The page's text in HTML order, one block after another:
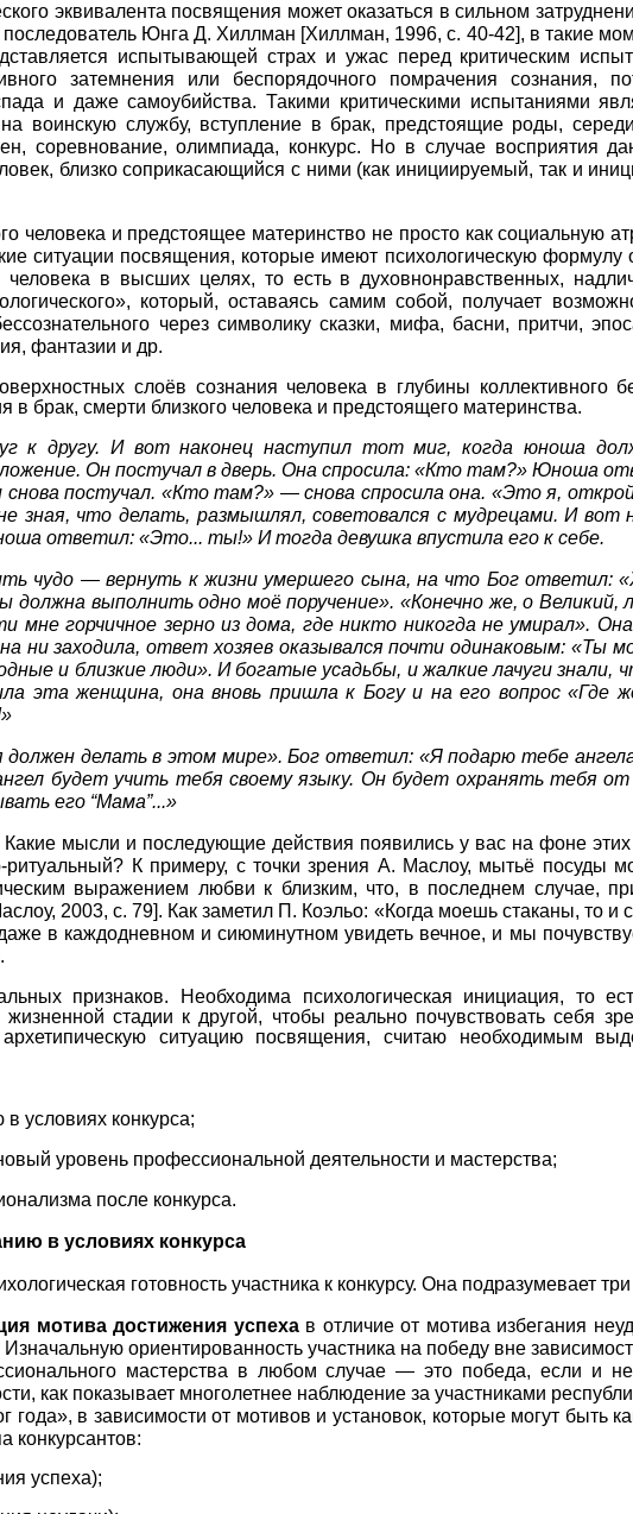
эквивалента посвящения может оказаться в сильном
последователь Юнга Д. Хиллман [Хиллман, 1996, с. 40-42], в такие
испытывающей страх и ужас перед критическим
затемнения или беспорядочного помрачения сознания,
и даже самоубийства. Такими критическими испытаниями
воинскую службу, вступление в брак, предстоящие роды,
соревнование, олимпиада, конкурс. Но в случае восприятия
близко соприкасающийся с ними (как инициируемый, так и
человека и предстоящее материнство не просто как социальную
ситуации посвящения, которые имеют психологическую формулу
в высших целях, то есть в духовно­нравственных,
который, оставаясь самим собой, получает
через символику сказки, мифа, басни, притчи,
фантазии и др.
слоёв сознания человека в глубины коллективного
брак, смерти близкого человека и предстоящего материнства.
к другу. И вот наконец наступил тот миг, когда юноша
Он постучал в дверь. Она спросила: «Кто там?» Юноша
постучал. «Кто там?» — снова спросила она. «Это я,
зная, что делать, размышлял, советовался с мудрецами. И
ответил: «Это... ты!» И тогда девушка впустила его к себе.
чудо — вернуть к жизни умершего сына, на что Бог ответил:
выполнить одно моё поручение». «Конечно же, о Великий,
горчичное зерно из дома, где никто никогда не умирал».
ни заходила, ответ хозяев оказывался почти одинаковым: «Ты
и близкие люди». И богатые усадьбы, и жалкие лачуги знали,
эта женщина, она вновь пришла к Богу и на его вопрос «Где
должен делать в этом мире». Бог ответил: «Я подарю тебе
будет учить тебя своему языку. Он будет охранять тебя от
его “Мама”...»
мысли и последующие действия появились у вас на фоне
К примеру, с точки зрения А. Мас­лоу, мытьё посуды
выражением любви к близким, что, в последнем случае,
2003, с. 79]. Как заметил П. Коэльо: «Когда моешь стаканы, то
в каждодневном и сиюминутном увидеть вечное, и мы
признаков. Необходима психологическая инициация, то
стадии к другой, чтобы реально почувствовать себя
архетипическую ситуацию посвящения, считаю необходимым
условиях конкурса;
уровень профессиональной деятельности и мастерства;
после конкурса.
в условиях конкурса
готовность участника к конкурсу. Она подразумевает
мотива достижения успеха в отличие от мотива избегания
ориентированность участника на победу вне
мастерства в любом случае — это победа, если и
как показывает многолетнее наблюдение за участниками
в зависимости от мотивов и установок, которые могут быть
конкурсантов:
успеха);